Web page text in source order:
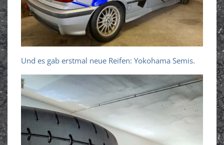
Und es gab erstmal neue Reifen: Yokohama Semis.